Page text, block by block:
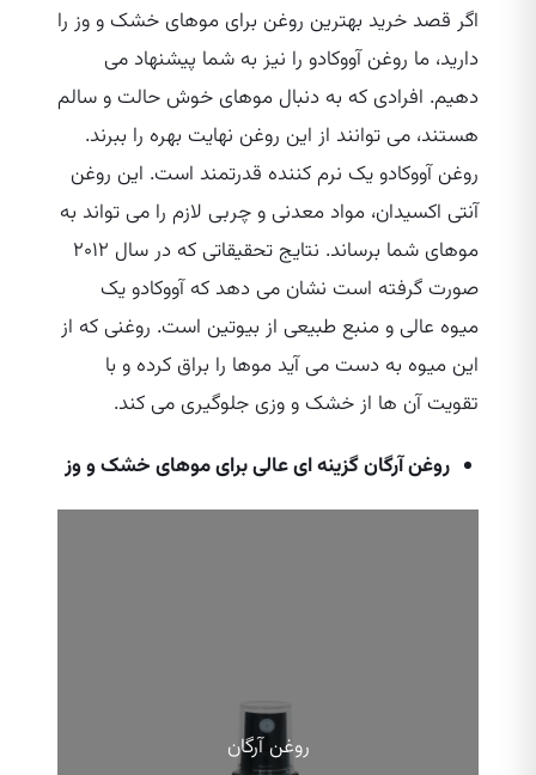
اگر قصد خرید بهترین روغن برای موهای خشک و وز را
دارید، ما روغن آووکادو را نیز به شما پیشنهاد می‌
دهیم. افرادی که به دنبال موهای خوش حالت و سالم
هستند، می‌ توانند از این روغن نهایت بهره را ببرند.
روغن آووکادو یک نرم کننده قدرتمند است. این روغن
آنتی اکسیدان، مواد معدنی و چربی لازم را می‌ تواند به
موهای شما برساند. نتایج تحقیقاتی که در سال ۲۰۱۲
صورت گرفته است نشان می‌ دهد که آووکادو یک
میوه عالی و منبع طبیعی از بیوتین است. روغنی که از
این میوه به دست می‌ آید موها را براق کرده و با
تقویت آن ها از خشک و وزی جلوگیری می‌ کند.
روغن آرگان گزینه ای عالی برای موهای خشک و وز
روغن آرگان